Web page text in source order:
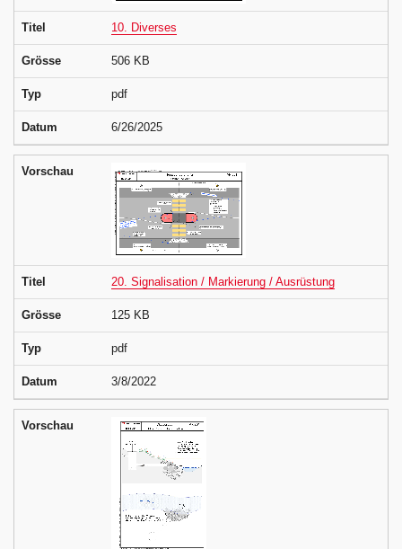
Titel 10. Diverses
Grösse 506 KB
Typ pdf
Datum 6/26/2025
Vorschau
Titel 20. Signalisation / Markierung / Ausrüstung
Grösse 125 KB
Typ pdf
Datum 3/8/2022
Vorschau